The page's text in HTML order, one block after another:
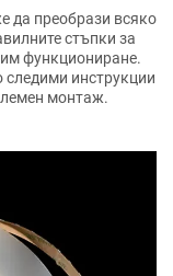
да преобрази всяко
стъпки за
функциониране.
следими инструкции
монтаж.